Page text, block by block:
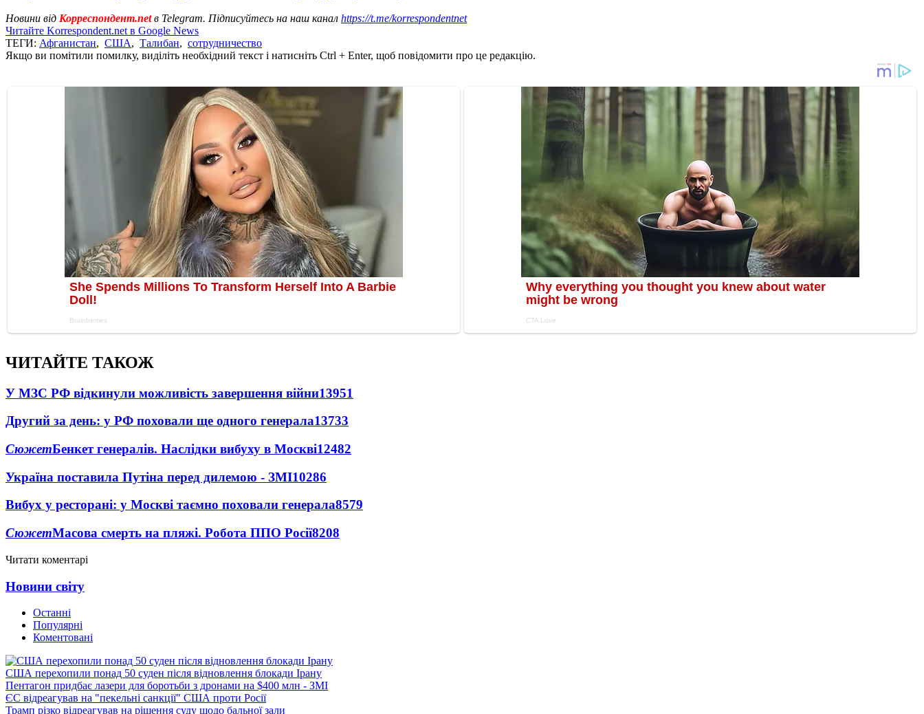
Новини від Корреспондент.netв Telegram. Підписуйтесь на наш канал https://t.me/korrespondentnet
Читайте Korrespondent.net в Google News
ТЕГИ: Афганистан, США, Талибан, сотрудничество
Якщо ви помітили помилку, виділіть необхідний текст і натисніть Ctrl + Enter, щоб повідомити про це редакцію.
ЧИТАЙТЕ ТАКОЖ
У МЗС РФ відкинули можливість завершення війни13951
Другий за день: у РФ поховали ще одного генерала13733
СюжетБенкет генералів. Наслідки вибуху в Москві12482
Україна поставила Путіна перед дилемою - ЗМІ10286
Вибух у ресторані: у Москві таємно поховали генерала8579
СюжетМасова смерть на пляжі. Робота ППО Росії8208
Читати коментарі
Новини світу
Останні
Популярні
Коментовані
США перехопили понад 50 суден після відновлення блокади Ірану
Пентагон придбає лазери для боротьби з дронами на $400 млн - ЗМІ
ЄС відреагував на "пекельні санкції" США проти Росії
Трамп різко відреагував на рішення суду щодо бальної зали